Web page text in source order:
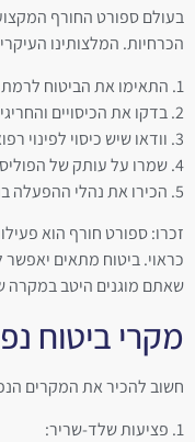
בעולם ספורט החורף
הכרחיות. המלצותינו
1. התאימו את הביטוח לרמת הפעילות שלכם
2. בדקו את הכיסויים והחריגים בקפידה
3. וודאו שיש כיסוי לפינוי רפואי
4. שמרו על עותק של הפוליסה זמין
5. הכירו את נהלי ההפעלה בחירום
זכרו: ספורט חורף הוא
כראוי. ביטוח מתאים
שאתם מוגנים היטב במקרה
מקרי ביטוח
חשוב להכיר את המקרים
1. פציעות שלד-שריר: